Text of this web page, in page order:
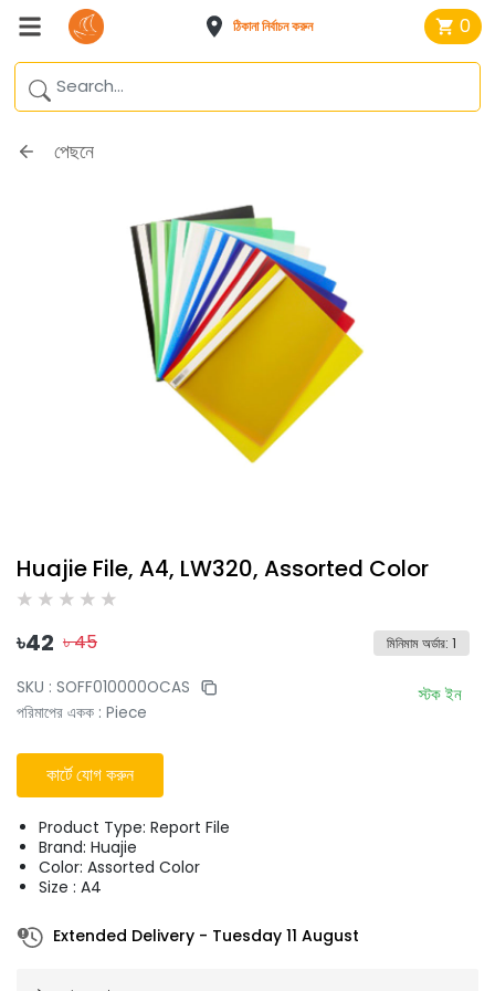
ঠিকানা নির্বাচন করুন 0
পেছনে
Huajie File, A4, LW320, Assorted Color
৳42 ৳45 মিনিমাম অর্ডার: 1
SKU : SOFF010000OCAS
পরিমাপের একক : Piece
স্টক ইন
কার্টে যোগ করুন
Product Type: Report File
Brand: Huajie
Color: Assorted Color
Size : A4
Extended Delivery - Tuesday 11 August